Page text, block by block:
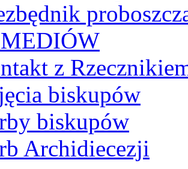
z
biskupów
biskupów
Archidiecezji